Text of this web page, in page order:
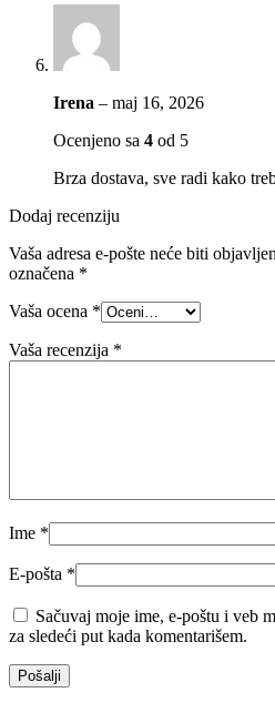
Irena – maj 16, 2026
Ocenjeno sa 4 od 5
Brza dostava, sve radi kako
Dodaj recenziju
Vaša adresa e-pošte neće biti
označena *
Vaša ocena *
Vaša recenzija *
Ime *
E-pošta *
Sačuvaj moje ime, e-poštu i veb
za sledeći put kada komentarišem.